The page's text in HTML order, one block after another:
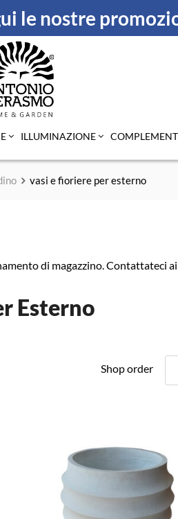
le nostre
ILLUMINAZIONE
vasi e fioriere per esterno
di magazzino. Contattateci
Esterno
Shop order